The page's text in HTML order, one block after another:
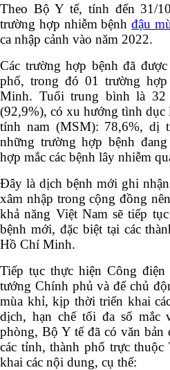
Theo Bộ Y tế, tính đến 31/
trường hợp nhiễm bệnhđậu
ca nhập cảnh vào năm 2022.
Các trường hợp bệnh đã
phố, trong đó 01 trường
Minh. Tuổi trung bình là 32
(92,9%), có xu hướng tình dục
tính nam (MSM): 78,6%, dị
những trường hợp bệnh
hợp mắc các bệnh lây nhiễm
Đây là dịch bệnh mới ghi
xâm nhập trong cộng đồng
khả năng Việt Nam sẽ tiếp
bệnh mới, đặc biệt tại các
Hồ Chí Minh.
Tiếp tục thực hiện Công
tướng Chính phủ và để chủ
mùa khỉ, kịp thời triển khai
dịch, hạn chế tối đa số
phòng, Bộ Y tế đã có văn
các tỉnh, thành phố trực
khai các nội dung, cụ thể: